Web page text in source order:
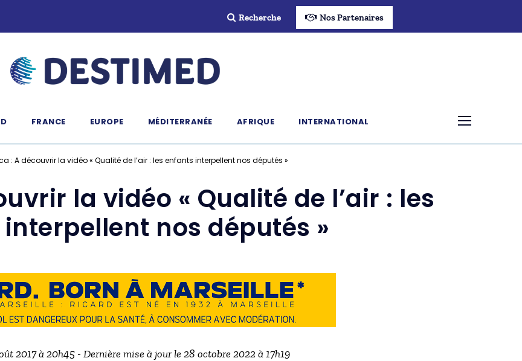
Recherche Nos Partenaires
FRANCE EUROPE MÉDITERRANÉE AFRIQUE INTERNATIONAL
: A découvrir la vidéo « Qualité de l’air : les enfants interpellent nos députés »
la vidéo « Qualité de l’air : les
nos députés »
2017 à 20h45 - Dernière mise à jour le 28 octobre 2022 à 17h19